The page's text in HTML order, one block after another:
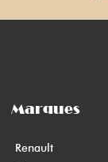
Marques
Renault